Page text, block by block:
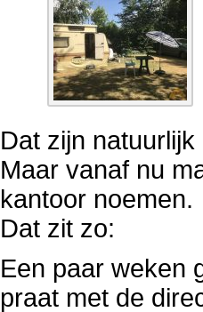
Dat zijn
Maar vanaf nu
kantoor noemen.
Dat zit zo:
Een paar weken
praat met de